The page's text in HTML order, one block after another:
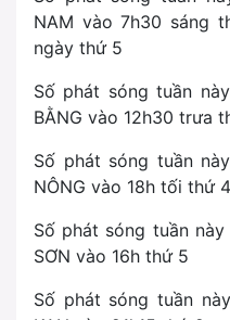
NAM vào 7h30 sáng
ngày thứ 5
Số phát sóng tuần
BẰNG vào 12h30 trưa
Số phát sóng tuần
NÔNG vào 18h tối thứ 4
Số phát sóng tuần
SƠN vào 16h thứ 5
Số phát sóng tuần